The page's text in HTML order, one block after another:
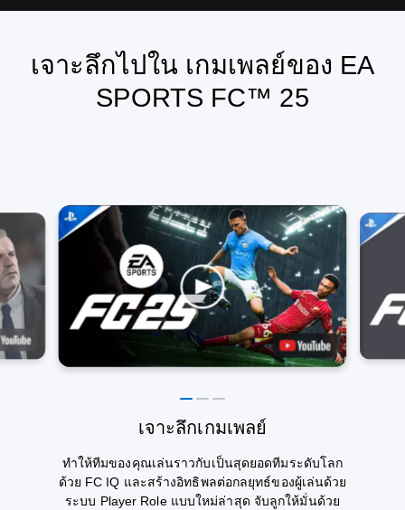
เจาะลึกไปใน เกมเพลย์ของ EA
SPORTS FC™ 25
เจาะลึกเกมเพลย์
ทำให้ทีมของคุณเล่นราวกับเป็นสุดยอดทีมระดับโลก
ด้วย FC IQ และสร้างอิทธิพลต่อกลยุทธ์ของผู้เล่นด้วย
ระบบ Player Role แบบใหม่ล่าสุด จับลูกให้มั่นด้วย